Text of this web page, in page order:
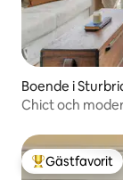
Boende i
Chict och
Populär
Gästfavorit